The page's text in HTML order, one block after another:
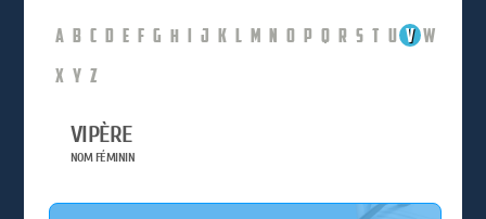
A B C D E F G H I J K L M N O P Q R S T U V W
X Y Z
VIPÈRE
NOM FÉMININ